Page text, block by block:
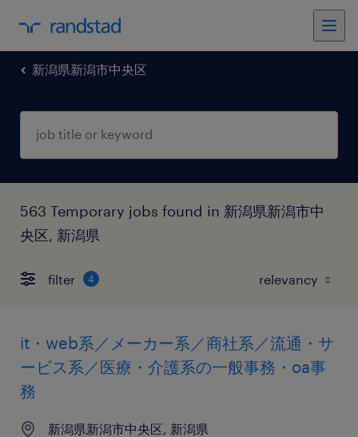
新潟県新潟市中央区
563 Temporary jobs found in 新潟県新潟市中
央区, 新潟県
filter 4
it・web系／メーカー系／商社系／流通・サ
ービス系／医療・介護系の一般事務・oa事
務
新潟県新潟市中央区, 新潟県